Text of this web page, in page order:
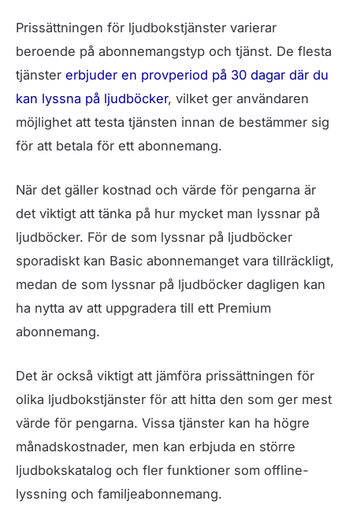
Prissättningen för ljudbokstjänster varierar
beroende på abonnemangstyp och tjänst. De flesta
tjänster erbjuder en provperiod på 30 dagar där du
kan lyssna på ljudböcker, vilket ger användaren
möjlighet att testa tjänsten innan de bestämmer sig
för att betala för ett abonnemang.
När det gäller kostnad och värde för pengarna är
det viktigt att tänka på hur mycket man lyssnar på
ljudböcker. För de som lyssnar på ljudböcker
sporadiskt kan Basic abonnemanget vara tillräckligt,
medan de som lyssnar på ljudböcker dagligen kan
ha nytta av att uppgradera till ett Premium
abonnemang.
Det är också viktigt att jämföra prissättningen för
olika ljudbokstjänster för att hitta den som ger mest
värde för pengarna. Vissa tjänster kan ha högre
månadskostnader, men kan erbjuda en större
ljudbokskatalog och fler funktioner som offline-
lyssning och familjeabonnemang.